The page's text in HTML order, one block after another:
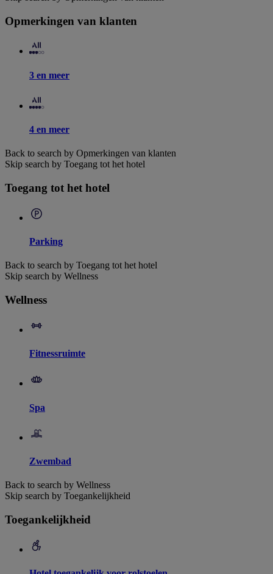
Opmerkingen van klanten
3 en meer
4 en meer
Back to search by Opmerkingen van klanten
Skip search by Toegang tot het hotel
Toegang tot het hotel
Parking
Back to search by Toegang tot het hotel
Skip search by Wellness
Wellness
Fitnessruimte
Spa
Zwembad
Back to search by Wellness
Skip search by Toegankelijkheid
Toegankelijkheid